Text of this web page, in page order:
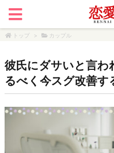
トップ > カップル
彼氏にダサいと言わ
るべく今スグ改善す